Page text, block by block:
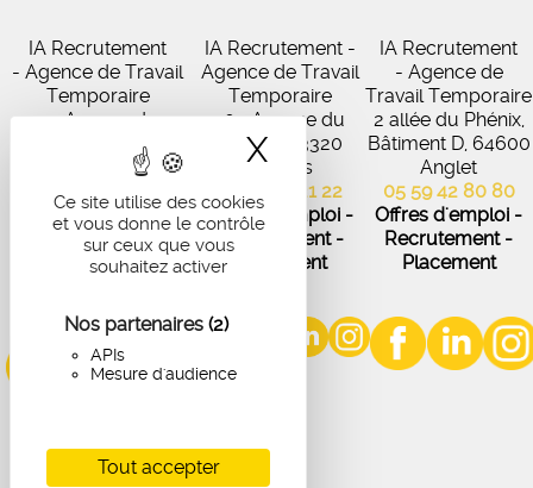
Ce site utilise des cookies
et vous donne le contrôle
sur ceux que vous
souhaitez activer
Nos partenaires (2)
APIs
Mesure d'audience
Tout accepter
X Masquer le
IA Recrutement
- Agence de Travail
Temporaire
27 Avenue de
Virecourt, 33370
Artigues-près-
Bordeaux
05 56 67 48 57
Offres d'emploi -
Recrutement -
IA Recrutement -
Agence de Travail
Temporaire
102 Avenue du
Médoc, 33320
Eysines
05 56 45 21 22
Offres d'emploi -
Recrutement -
Placement
IA Recrutement
- Agence de
Travail Temporaire
2 allée du Phénix,
Bâtiment D, 64600
Anglet
05 59 42 80 80
Offres d'emploi -
Recrutement -
Placement